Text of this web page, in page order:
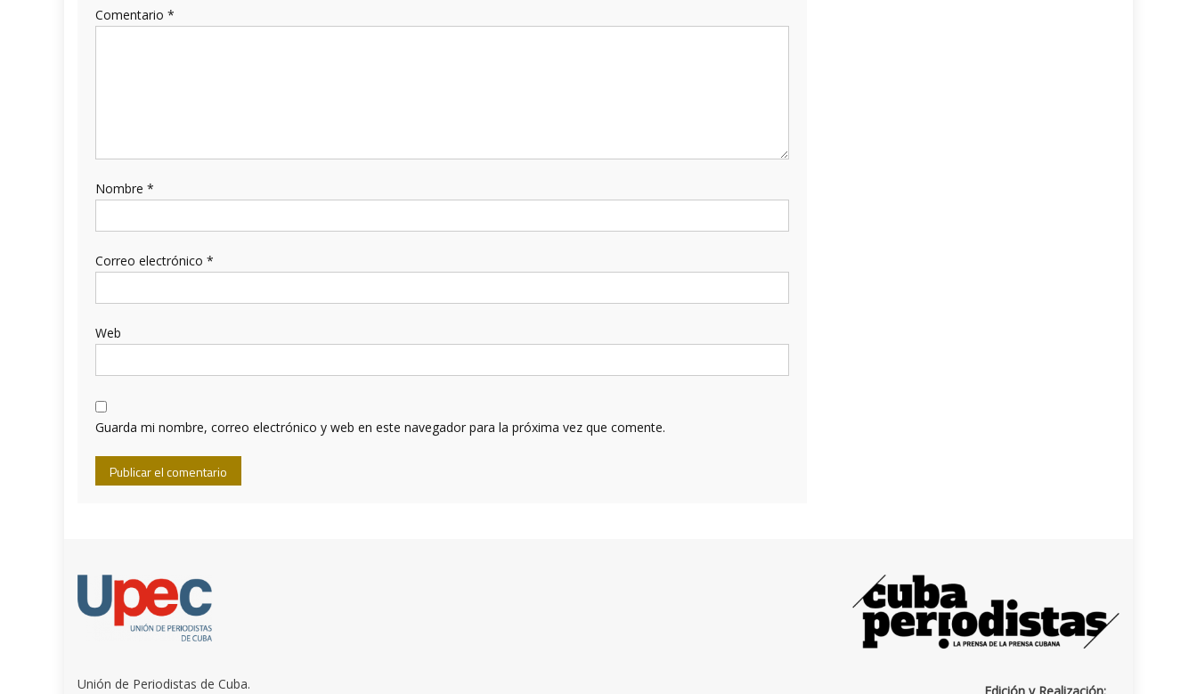
Comentario *
Nombre *
Correo electrónico *
Web
Guarda mi nombre, correo electrónico y web en este navegador para la próxima vez que comente.
Unión de Periodistas de Cuba.